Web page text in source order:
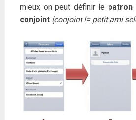
mieux on peut définir le patron
conjoint (conjoint != petit ami